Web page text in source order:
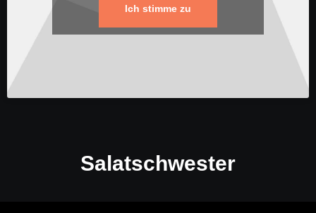
Ich stimme zu
Salatschwester